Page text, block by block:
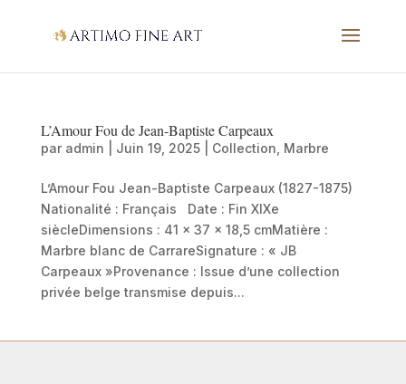
L’Amour Fou de Jean-Baptiste Carpeaux
par admin Juin 19, 2025| Collection Marbre
L’Amour Fou Jean-Baptiste Carpeaux (1827-1875)
Nationalité : Français Date : Fin XIXe
siècleDimensions : 41 x 37 x 18,5 cmMatière :
Marbre blanc de CarrareSignature : « JB
Carpeaux »Provenance : Issue d’une collection
privée belge transmise depuis...